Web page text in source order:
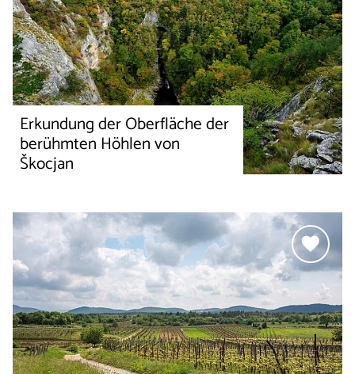
Erkundung der Oberfläche der
berühmten Höhlen von
Škocjan